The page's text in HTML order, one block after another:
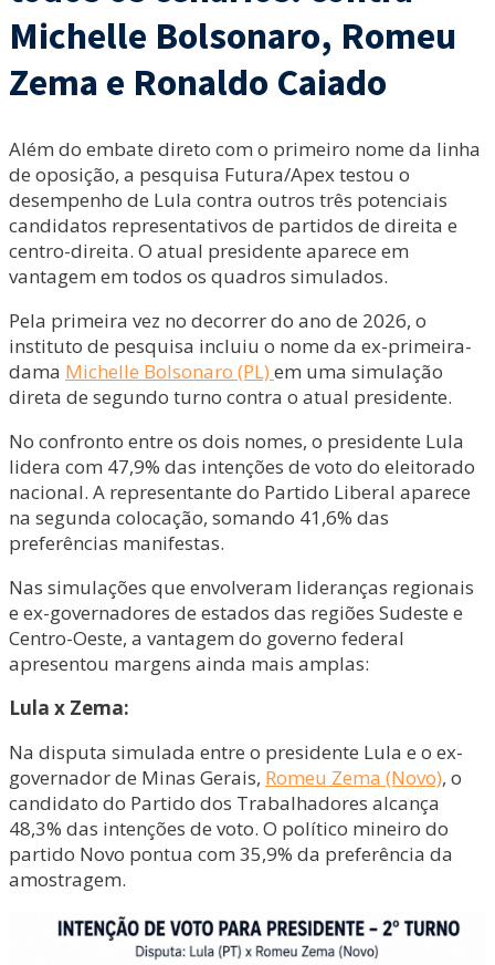
Michelle Bolsonaro, Romeu
Zema e Ronaldo Caiado
Além do embate direto com o primeiro nome da linha
de oposição, a pesquisa Futura/Apex testou o
desempenho de Lula contra outros três potenciais
candidatos representativos de partidos de direita e
centro-direita. O atual presidente aparece em
vantagem em todos os quadros simulados.
Pela primeira vez no decorrer do ano de 2026, o
instituto de pesquisa incluiu o nome da ex-primeira-
dama Michelle Bolsonaro (PL) em uma simulação
direta de segundo turno contra o atual presidente.
No confronto entre os dois nomes, o presidente Lula
lidera com 47,9% das intenções de voto do eleitorado
nacional. A representante do Partido Liberal aparece
na segunda colocação, somando 41,6% das
preferências manifestas.
Nas simulações que envolveram lideranças regionais
e ex-governadores de estados das regiões Sudeste e
Centro-Oeste, a vantagem do governo federal
apresentou margens ainda mais amplas:
Lula x Zema:
Na disputa simulada entre o presidente Lula e o ex-
governador de Minas Gerais, Romeu Zema (Novo), o
candidato do Partido dos Trabalhadores alcança
48,3% das intenções de voto. O político mineiro do
partido Novo pontua com 35,9% da preferência da
amostragem.